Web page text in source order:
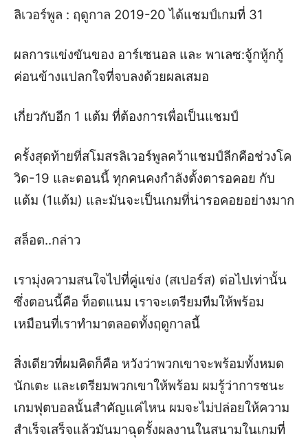
ลิเวอร์พูล : ฤดูกาล 2019-20 ได้แชมป์เกมที่ 31
ผลการแข่งขันของ อาร์เซนอล และ พาเลซ:จู้กหู้กกู้
ค่อนข้างแปลกใจที่จบลงด้วยผลเสมอ
เกี่ยวกับอีก 1 แต้ม ที่ต้องการเพื่อเป็นแชมป์
ครั้งสุดท้ายที่สโมสรลิเวอร์พูลคว้าแชมป์ลีกคือช่วงโค
วิด-19 และตอนนี้ ทุกคนคงกำลังตั้งตารอคอย กับ
แต้ม (1แต้ม) และมันจะเป็นเกมที่น่ารอคอยอย่างมาก
สล็อต..กล่าว
เรามุ่งความสนใจไปที่คู่แข่ง (สเปอร์ส) ต่อไปเท่านั้น
ซึ่งตอนนี้คือ ท็อตแนม เราจะเตรียมทีมให้พร้อม
เหมือนที่เราทำมาตลอดทั้งฤดูกาลนี้
สิ่งเดียวที่ผมคิดก็คือ หวังว่าพวกเขาจะพร้อมทั้งหมด
นักเตะ และเตรียมพวกเขาให้พร้อม ผมรู้ว่าการชนะ
เกมฟุตบอลนั้นสำคัญแค่ไหน ผมจะไม่ปล่อยให้ความ
สำเร็จเสร็จแล้วมันมาฉุดรั้งผลงานในสนามในเกมที่